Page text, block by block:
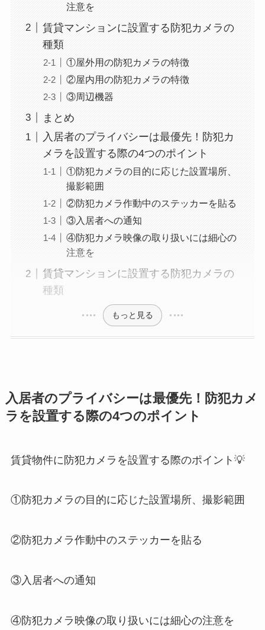
注意を
賃貸マンションに設置する防犯カメラの
種類
①屋外用の防犯カメラの特徴
②屋内用の防犯カメラの特徴
③周辺機器
まとめ
入居者のプライバシーは最優先！防犯カ
メラを設置する際の4つのポイント
①防犯カメラの目的に応じた設置場所、
撮影範囲
②防犯カメラ作動中のステッカーを貼る
③入居者への通知
④防犯カメラ映像の取り扱いには細心の
注意を
賃貸マンションに設置する防犯カメラの
種類
もっと見る
入居者のプライバシーは最優先！防犯カメ
ラを設置する際の4つのポイント
賃貸物件に防犯カメラを設置する際のポイント💡
①防犯カメラの目的に応じた設置場所、撮影範囲
②防犯カメラ作動中のステッカーを貼る
③入居者への通知
④防犯カメラ映像の取り扱いには細心の注意を